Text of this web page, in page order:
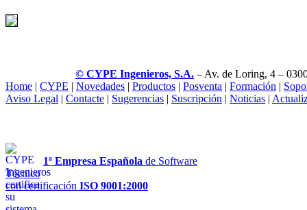
© CYPE Ingenieros, S.A. – Av. de Loring, 4 –
Home | CYPE | Novedades | Productos | Posventa | Formación |
Aviso Legal | Contacte | Sugerencias | Suscripción | Noticias |
1ª Empresa Española de Software
Técnico
con certificación ISO 9001:2000